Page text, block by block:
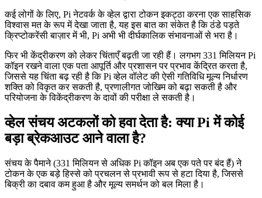
कई लोगों के लिए, Pi नेटवर्क के व्हेल द्वारा टोकन इकट्ठा करना एक साहसिक
विश्वास मत के रूप में देखा जाता है, यह इस बात का संकेत है कि ठंडे पड़ते
क्रिप्टोकरेंसी बाज़ार में भी, Pi अभी भी दीर्घकालिक संभावनाओं से भरा है।
फिर भी केंद्रीकरण को लेकर चिंताएँ बढ़ती जा रही हैं। लगभग 331 मिलियन Pi
कॉइन रखने वाला एक पता आपूर्ति और प्रशासन पर प्रभाव केंद्रित करता है,
जिससे यह चिंता बढ़ रही है कि Pi व्हेल वॉलेट की ऐसी गतिविधि मूल्य निर्धारण
शक्ति को विकृत कर सकती है, प्रणालीगत जोखिम को बढ़ा सकती है और
परियोजना के विकेंद्रीकरण के दावों की परीक्षा ले सकती है।
व्हेल संचय अटकलों को हवा देता है: क्या Pi में कोई
बड़ा ब्रेकआउट आने वाला है?
संचय के पैमाने (331 मिलियन से अधिक Pi कॉइन अब एक पते पर बंद हैं) ने
टोकन के एक बड़े हिस्से को प्रचलन से प्रभावी रूप से हटा दिया है, जिससे
बिक्री का दबाव कम हुआ है और मूल्य समर्थन को बल मिला है।